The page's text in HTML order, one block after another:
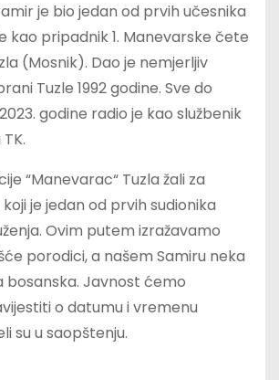
je bio jedan od prvih učesnika
kao pripadnik 1. Manevarske čete
(Mosnik). Dao je nemjerljiv
Tuzle 1992 godine. Sve do
godine radio je kao službenik
“Manevarac“ Tuzla žali za
je jedan od prvih sudionika
Ovim putem izražavamo
porodici, a našem Samiru neka
bosanska. Javnost ćemo
o datumu i vremenu
su u saopštenju.